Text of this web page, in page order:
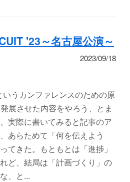
'23～名古屋公演～
2023/09/18
うカンファレンスのための原
展させた内容をやろう、とま
実際に書いてみると記事のア
あらためて「何を伝えよう
てきた。もともとは「進捗」
ど、結局は「計画づくり」の
、と...